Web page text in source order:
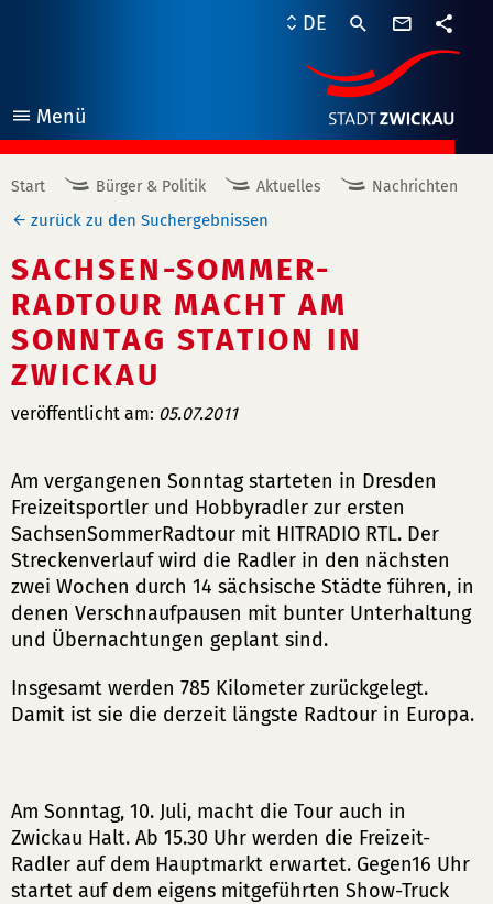
Menü
öffnen
DE
Start Bürger & Politik Aktuelles Nachrichten
zurück zu den Suchergebnissen
SACHSEN-SOMMER-
RADTOUR MACHT AM
SONNTAG STATION IN
ZWICKAU
veröffentlicht am: 05.07.2011
Am vergangenen Sonntag starteten in Dresden
Freizeitsportler und Hobbyradler zur ersten
SachsenSommerRadtour mit HITRADIO RTL. Der
Streckenverlauf wird die Radler in den nächsten
zwei Wochen durch 14 sächsische Städte führen, in
denen Verschnaufpausen mit bunter Unterhaltung
und Übernachtungen geplant sind.
Insgesamt werden 785 Kilometer zurückgelegt.
Damit ist sie die derzeit längste Radtour in Europa.
Am Sonntag, 10. Juli, macht die Tour auch in
Zwickau Halt. Ab 15.30 Uhr werden die Freizeit-
Radler auf dem Hauptmarkt erwartet. Gegen16 Uhr
startet auf dem eigens mitgeführten Show-Truck